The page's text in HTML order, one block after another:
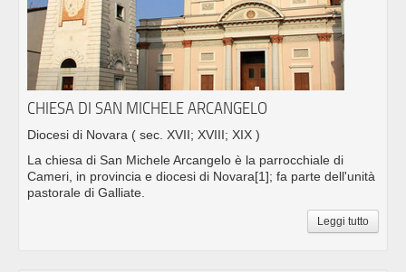
CHIESA DI SAN MICHELE ARCANGELO
Diocesi di Novara ( sec. XVII; XVIII; XIX )
La chiesa di San Michele Arcangelo è la parrocchiale di
Cameri, in provincia e diocesi di Novara[1]; fa parte dell'unità
pastorale di Galliate.
Leggi tutto